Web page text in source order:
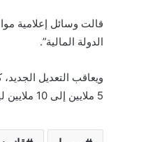
قالت وسائل إعلامية
الدولة المالية”.
5 ملايين إلى 10 ملايين ليرة، وفق صحيفة “الوطن” الموالية.